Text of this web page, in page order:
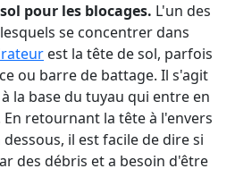
pour les blocages. L'un des
se concentrer dans
est la tête de sol, parfois
ou barre de battage. Il s'agit
la base du tuyau qui entre en
En retournant la tête à l'envers
il est facile de dire si
des débris et a besoin d'être